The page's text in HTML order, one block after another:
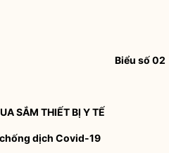
Biểu số 02
SẮM THIẾT BỊ Y TẾ
dịch Covid-19